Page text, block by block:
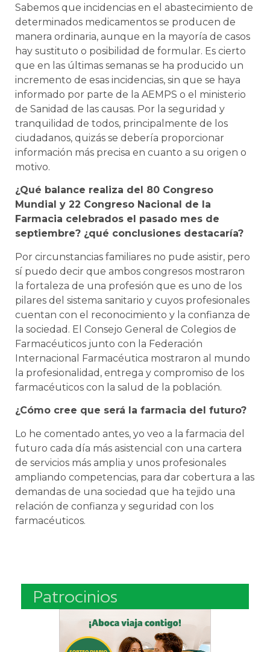
Sabemos que incidencias en el abastecimiento de
determinados medicamentos se producen de
manera ordinaria, aunque en la mayoría de casos
hay sustituto o posibilidad de formular. Es cierto
que en las últimas semanas se ha producido un
incremento de esas incidencias, sin que se haya
informado por parte de la AEMPS o el ministerio
de Sanidad de las causas. Por la seguridad y
tranquilidad de todos, principalmente de los
ciudadanos, quizás se debería proporcionar
información más precisa en cuanto a su origen o
motivo.
¿Qué balance realiza del 80 Congreso
Mundial y 22 Congreso Nacional de la
Farmacia celebrados el pasado mes de
septiembre? ¿qué conclusiones destacaría?
Por circunstancias familiares no pude asistir, pero
sí puedo decir que ambos congresos mostraron
la fortaleza de una profesión que es uno de los
pilares del sistema sanitario y cuyos profesionales
cuentan con el reconocimiento y la confianza de
la sociedad. El Consejo General de Colegios de
Farmacéuticos junto con la Federación
Internacional Farmacéutica mostraron al mundo
la profesionalidad, entrega y compromiso de los
farmacéuticos con la salud de la población.
¿Cómo cree que será la farmacia del futuro?
Lo he comentado antes, yo veo a la farmacia del
futuro cada día más asistencial con una cartera
de servicios más amplia y unos profesionales
ampliando competencias, para dar cobertura a las
demandas de una sociedad que ha tejido una
relación de confianza y seguridad con los
farmacéuticos.
Patrocinios